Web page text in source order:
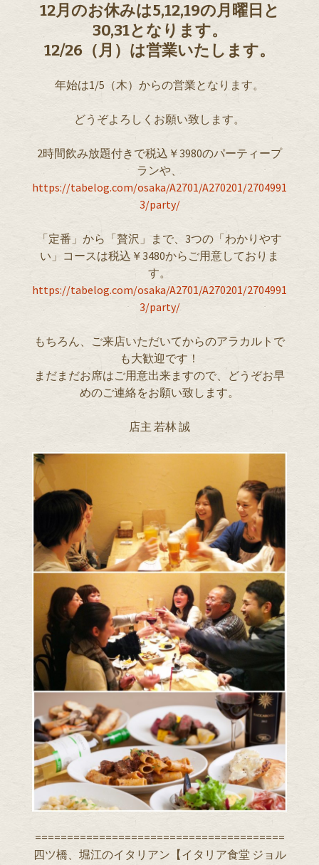
12月のお休みは5,12,19の月曜日と
30,31となります。
12/26（月）は営業いたします。
年始は1/5（木）からの営業となります。
どうぞよろしくお願い致します。
2時間飲み放題付きで税込￥3980のパーティープ
ランや、
https://tabelog.com/osaka/A2701/A270201/2704991
3/party/
「定番」から「贅沢」まで、3つの「わかりやす
い」コースは税込￥3480からご用意しておりま
す。
https://tabelog.com/osaka/A2701/A270201/2704991
3/party/
もちろん、ご来店いただいてからのアラカルトで
も大歓迎です！
まだまだお席はご用意出来ますので、どうぞお早
めのご連絡をお願い致します。
店主 若林 誠
=======================================
四ツ橋、堀江のイタリアン【イタリア食堂 ジョル